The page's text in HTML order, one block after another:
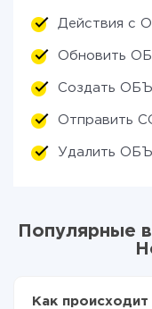
Действия с
Обновить
Создать
Отправить
Удалить
Популярные
Как